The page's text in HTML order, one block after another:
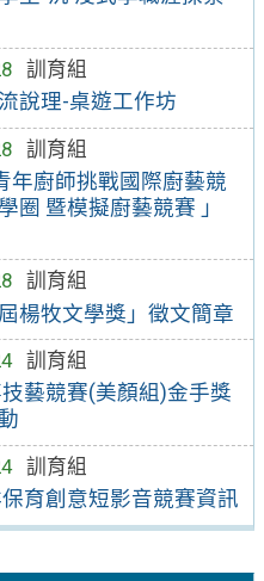
訓育組
說理-桌遊工作坊
訓育組
年廚師挑戰國際廚藝競
圈 暨模擬廚藝競賽 」
訓育組
屆楊牧文學獎」徵文簡章
訓育組
藝競賽(美顏組)金手獎
訓育組
育創意短影音競賽資訊